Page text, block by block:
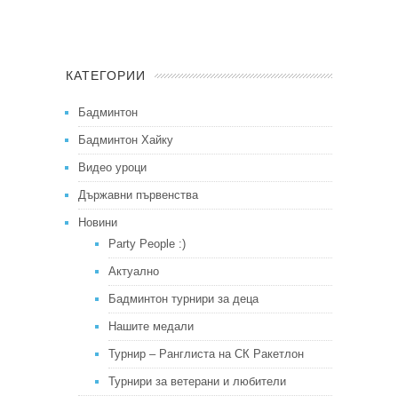
КАТЕГОРИИ
Бадминтон
Бадминтон Хайку
Видео уроци
Държавни първенства
Новини
Party People :)
Актуално
Бадминтон турнири за деца
Нашите медали
Турнир – Ранглиста на СК Ракетлон
Турнири за ветерани и любители